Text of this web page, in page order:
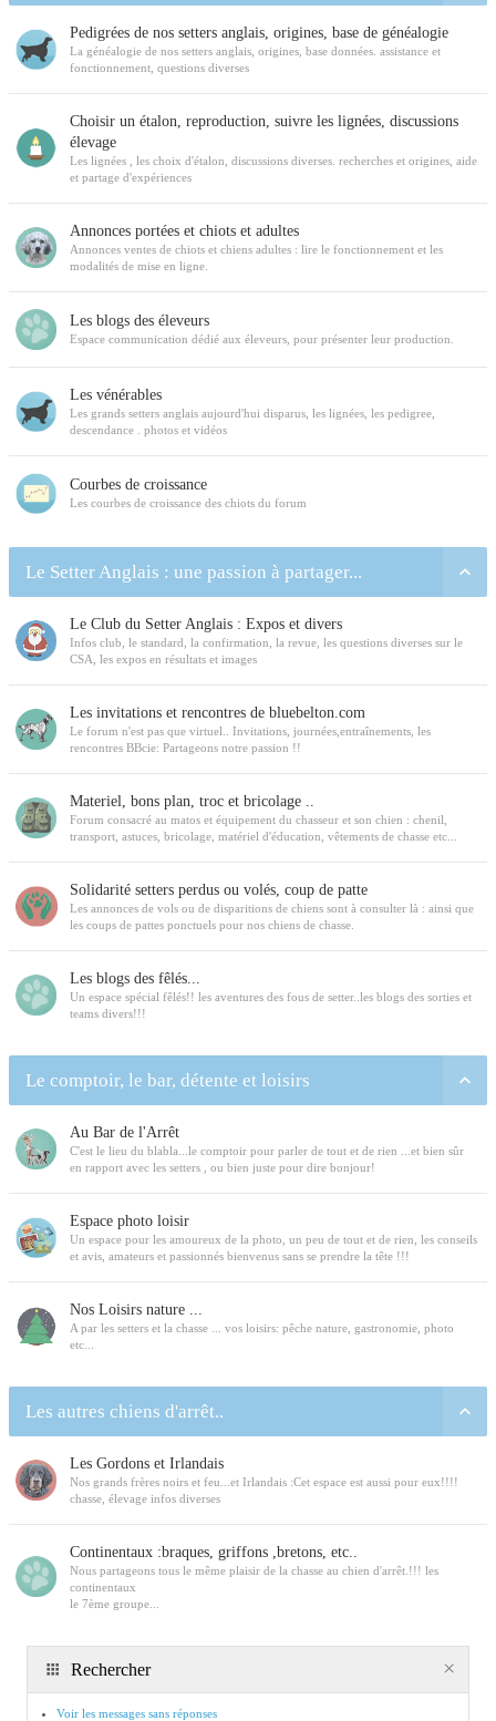
Pedigrées de nos setters anglais, origines, base de généalogie
La généalogie de nos setters anglais, origines, base données. assistance et
fonctionnement, questions diverses
Choisir un étalon, reproduction, suivre les lignées, discussions
élevage
Les lignées , les choix d'étalon, discussions diverses. recherches et origines, aide
et partage d'expériences
Annonces portées et chiots et adultes
Annonces ventes de chiots et chiens adultes : lire le fonctionnement et les
modalités de mise en ligne.
Les blogs des éleveurs
Espace communication dédié aux éleveurs, pour présenter leur production.
Les vénérables
Les grands setters anglais aujourd'hui disparus, les lignées, les pedigree,
descendance . photos et vidéos
Courbes de croissance
Les courbes de croissance des chiots du forum
Le Setter Anglais : une passion à partager...
Le Club du Setter Anglais : Expos et divers
Infos club, le standard, la confirmation, la revue, les questions diverses sur le
CSA, les expos en résultats et images
Les invitations et rencontres de bluebelton.com
Le forum n'est pas que virtuel.. Invitations, journées,entraînements, les
rencontres BBcie: Partageons notre passion !!
Materiel, bons plan, troc et bricolage ..
Forum consacré au matos et équipement du chasseur et son chien : chenil,
transport, astuces, bricolage, matériel d'éducation, vêtements de chasse etc...
Solidarité setters perdus ou volés, coup de patte
Les annonces de vols ou de disparitions de chiens sont à consulter là : ainsi que
les coups de pattes ponctuels pour nos chiens de chasse.
Les blogs des fêlés...
Un espace spécial fêlés!! les aventures des fous de setter..les blogs des sorties et
teams divers!!!
Le comptoir, le bar, détente et loisirs
Au Bar de l'Arrêt
C'est le lieu du blabla...le comptoir pour parler de tout et de rien ...et bien sûr
en rapport avec les setters , ou bien juste pour dire bonjour!
Espace photo loisir
Un espace pour les amoureux de la photo, un peu de tout et de rien, les conseils
et avis, amateurs et passionnés bienvenus sans se prendre la tête !!!
Nos Loisirs nature ...
A par les setters et la chasse ... vos loisirs: pêche nature, gastronomie, photo
etc...
Les autres chiens d'arrêt..
Les Gordons et Irlandais
Nos grands frères noirs et feu...et Irlandais :Cet espace est aussi pour eux!!!!
chasse, élevage infos diverses
Continentaux :braques, griffons ,bretons, etc..
Nous partageons tous le même plaisir de la chasse au chien d'arrêt.!!! les
continentaux
le 7ème groupe...
Rechercher
Voir les messages sans réponses